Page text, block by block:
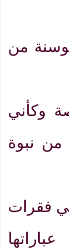
من
وكأني
من نبوة
فقرات